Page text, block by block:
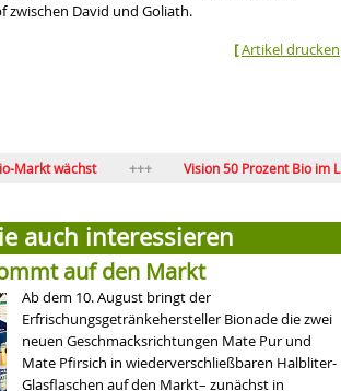
zwischen David und Goliath.
[Artikel drucken
Vision 50 Prozent Bio im LEH?
auch interessieren
auf den Markt
Ab dem 10. August bringt der
Erfrischungsgetränkehersteller Bionade die zwei
neuen Geschmacksrichtungen Mate Pur und
Mate Pfirsich in wiederverschließbaren Halbliter-
Glasflaschen auf den Markt– zunächst in